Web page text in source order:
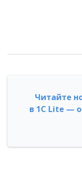
Читайте
в 1С Lite —